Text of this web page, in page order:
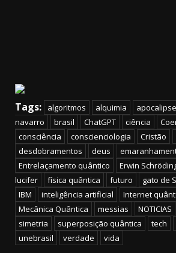
Tags: algoritmos alquimia apocalipse
navarro
brasil ChatGPT ciência
consciência
conscienciologia Cristão
desdobramentos
deus
Entrelaçamento quântico
Erwin
lucifer
física quântica futuro gato de
IBM
inteligência artificial Internet
Mecânica Quântica
messias NOTICIAS
simetria
superposição quântica tech
unebrasil
verdade vida